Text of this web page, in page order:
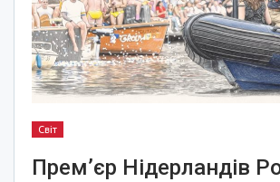
Світ
Прем’єр Нідерландів